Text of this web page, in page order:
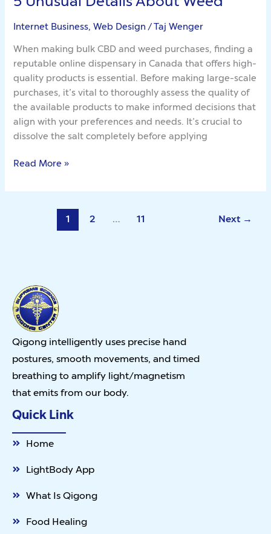
Internet Business, Web Design /Taj Wenger
When making bulk CBD and weed purchases, finding a
reputable online dispensary in Canada that offers high-
quality products is essential. Before making large-scale
purchases, it’s vital to thoroughly assess the quality of
the available products to make informed decisions that
align with your preferences and needs. It’s crucial to
dissolve the salt completely before applying
Details
Weed
Read More »
1 2 … 11 Next →
Qigong intelligently uses precise hand
postures, smooth movements, and timed
breathing to amplify light/magnetism
that emits from our body.
Quick Link
Home
LightBody App
What Is Qigong
Food Healing